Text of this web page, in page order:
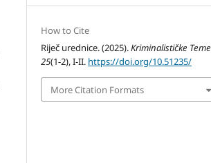
How to Cite
Riječ urednice. (2025).Kriminalističke Teme
25(1-2), I-II. https://doi.org/10.51235/
More Citation Formats